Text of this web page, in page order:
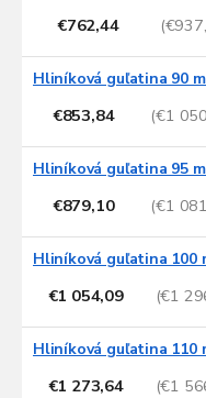
€762,44
Hliníková guľatina 90
€853,84 (€1
Hliníková guľatina 95
€879,10 (€1
Hliníková guľatina 100
€1 054,09 (€1
Hliníková guľatina 110
€1 273,64 (€1